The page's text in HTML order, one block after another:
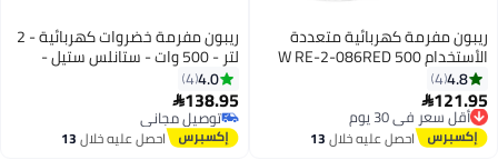
ريبون مفرمة كهربائية متعددة
الأستخدام 500 W RE-2-086RED
4.8
4
121.95
أقل سعر في 30 يوم
توصيل مجاني
أقل سعر في 30 يوماحصل عليه خلال13
ريبون مفرمة خضروات كهربائية - 2
لتر - 500 وات - ستانلس ستيل -
4.0
4
138.95
توصيل مجاني
توصيل مجانياحصل عليه خلال13